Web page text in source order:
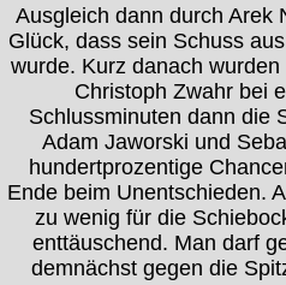
Ausgleich dann durch Arek
Glück, dass sein Schuss
wurde. Kurz danach
Christoph Zwahr bei
Schlussminuten dann die
Adam Jaworski und
hundertprozentige
Ende beim Unentschieden.
zu wenig für die
enttäuschend. Man darf
demnächst gegen die